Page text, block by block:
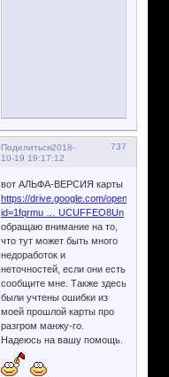
Поделиться 737
2018-
10-19 19:17:12
вот АЛЬФА-ВЕРСИЯ карты
https://drive.google.com/open?
id=1fqrmu … UCUFFEO8Un
обращаю внимание на то,
что тут может быть много
недоработок и
неточностей, если они есть
сообщите мне. Также здесь
были учтены ошибки из
моей прошлой карты про
разгром манжу-го.
Надеюсь на вашу помощь.